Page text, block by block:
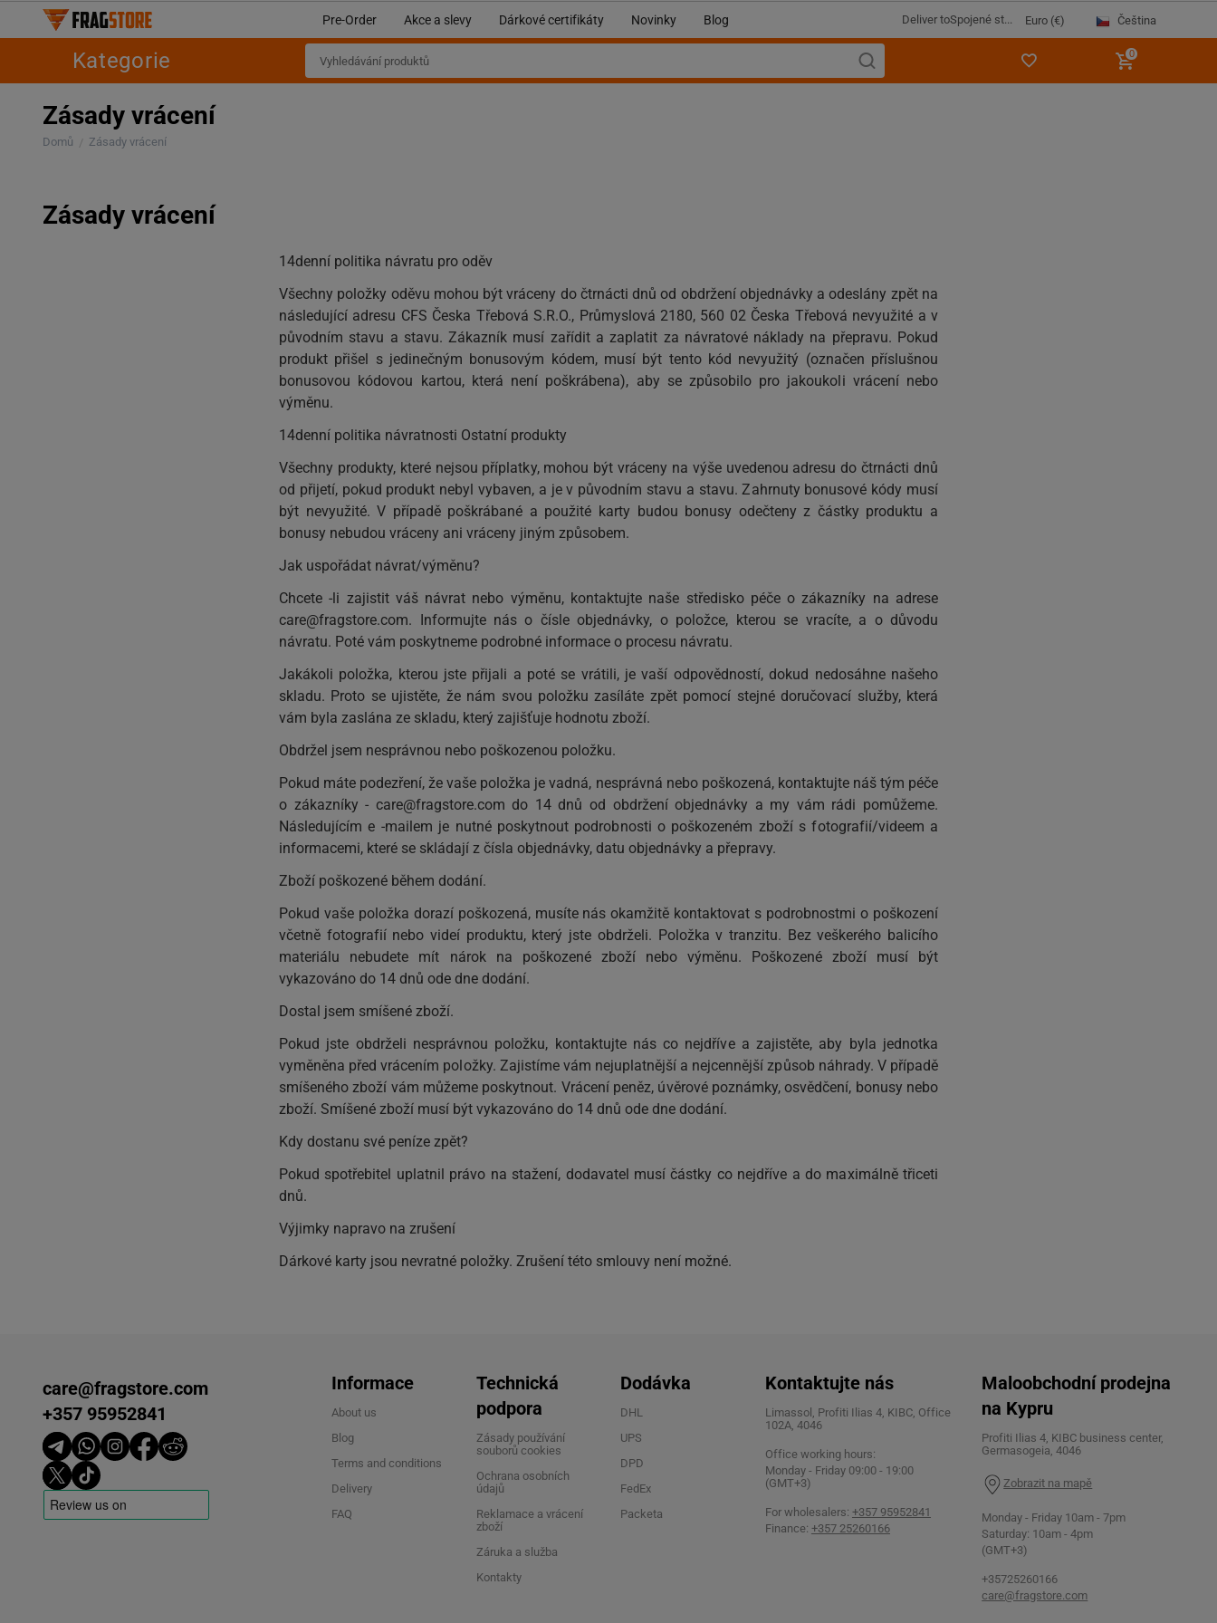
Pre-Order Akce a slevy Dárkové certifikáty Novinky Blog Deliver toSpojené st... Euro (€) Čeština
Kategorie 0
Zásady vrácení
Domů / Zásady vrácení
Zásady vrácení
14denní politika návratu pro oděv
Všechny položky oděvu mohou být vráceny do čtrnácti dnů od obdržení objednávky a odeslány zpět na
následující adresu CFS Česka Třebová S.R.O., Průmyslová 2180, 560 02 Česka Třebová nevyužité a v
původním stavu a stavu. Zákazník musí zařídit a zaplatit za návratové náklady na přepravu. Pokud
produkt přišel s jedinečným bonusovým kódem, musí být tento kód nevyužitý (označen příslušnou
bonusovou kódovou kartou, která není poškrábena), aby se způsobilo pro jakoukoli vrácení nebo
výměnu.
14denní politika návratnosti Ostatní produkty
Všechny produkty, které nejsou příplatky, mohou být vráceny na výše uvedenou adresu do čtrnácti dnů
od přijetí, pokud produkt nebyl vybaven, a je v původním stavu a stavu. Zahrnuty bonusové kódy musí
být nevyužité. V případě poškrábané a použité karty budou bonusy odečteny z částky produktu a
bonusy nebudou vráceny ani vráceny jiným způsobem.
Jak uspořádat návrat/výměnu?
Chcete -li zajistit váš návrat nebo výměnu, kontaktujte naše středisko péče o zákazníky na adrese
care@fragstore.com. Informujte nás o čísle objednávky, o položce, kterou se vracíte, a o důvodu
návratu. Poté vám poskytneme podrobné informace o procesu návratu.
Jakákoli položka, kterou jste přijali a poté se vrátili, je vaší odpovědností, dokud nedosáhne našeho
skladu. Proto se ujistěte, že nám svou položku zasíláte zpět pomocí stejné doručovací služby, která
vám byla zaslána ze skladu, který zajišťuje hodnotu zboží.
Obdržel jsem nesprávnou nebo poškozenou položku.
Pokud máte podezření, že vaše položka je vadná, nesprávná nebo poškozená, kontaktujte náš tým péče
o zákazníky - care@fragstore.com do 14 dnů od obdržení objednávky a my vám rádi pomůžeme.
Následujícím e -mailem je nutné poskytnout podrobnosti o poškozeném zboží s fotografií/videem a
informacemi, které se skládají z čísla objednávky, datu objednávky a přepravy.
Zboží poškozené během dodání.
Pokud vaše položka dorazí poškozená, musíte nás okamžitě kontaktovat s podrobnostmi o poškození
včetně fotografií nebo videí produktu, který jste obdrželi. Položka v tranzitu. Bez veškerého balicího
materiálu nebudete mít nárok na poškozené zboží nebo výměnu. Poškozené zboží musí být
vykazováno do 14 dnů ode dne dodání.
Dostal jsem smíšené zboží.
Pokud jste obdrželi nesprávnou položku, kontaktujte nás co nejdříve a zajistěte, aby byla jednotka
vyměněna před vrácením položky. Zajistíme vám nejuplatnější a nejcennější způsob náhrady. V případě
smíšeného zboží vám můžeme poskytnout. Vrácení peněz, úvěrové poznámky, osvědčení, bonusy nebo
zboží. Smíšené zboží musí být vykazováno do 14 dnů ode dne dodání.
Kdy dostanu své peníze zpět?
Pokud spotřebitel uplatnil právo na stažení, dodavatel musí částky co nejdříve a do maximálně třiceti
dnů.
Výjimky napravo na zrušení
Dárkové karty jsou nevratné položky. Zrušení této smlouvy není možné.
care@fragstore.com
+357 95952841
Informace
About us
Blog
Terms and conditions
Delivery
FAQ
Technická
podpora
Zásady používání
souborů cookies
Ochrana osobních
údajů
Reklamace a vrácení
zboží
Záruka a služba
Kontakty
Dodávka
DHL
UPS
DPD
FedEx
Packeta
Kontaktujte nás
Limassol, Profiti Ilias 4, KIBC, Office
102A, 4046
Office working hours:
Monday - Friday 09:00 - 19:00
(GMT+3)
For wholesalers: +357 95952841
Finance: +357 25260166
Maloobchodní prodejna
na Kypru
Profiti Ilias 4, KIBC business center,
Germasogeia, 4046
Zobrazit na mapě
Monday - Friday 10am - 7pm
Saturday: 10am - 4pm
(GMT+3)
+35725260166
care@fragstore.com